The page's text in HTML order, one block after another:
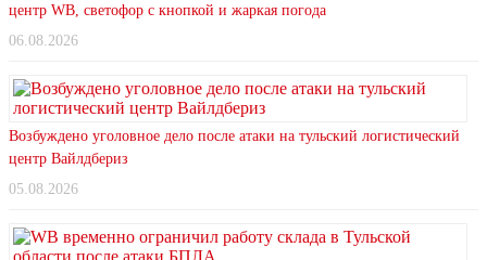
центр WB, светофор с кнопкой и жаркая погода
06.08.2026
Возбуждено уголовное дело после атаки на тульский логистический
центр Вайлдбериз
05.08.2026